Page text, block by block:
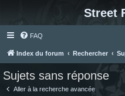
Street
FAQ
Index du forum Rechercher
Sujets sans réponse
Aller à la recherche avancée